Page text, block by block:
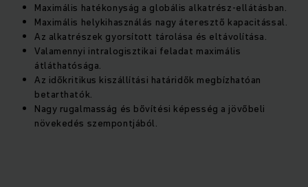
Maximális hatékonyság a globális alkatrész-ellátásban.
Maximális helykihasználás nagy áteresztő kapacitással.
Az alkatrészek gyorsított tárolása és eltávolítása.
Valamennyi intralogisztikai feladat maximális
átláthatósága.
Az időkritikus kiszállítási határidők megbízhatóan
betarthatók.
Nagy rugalmasság és bővítési képesség a jövőbeli
növekedés szempontjából.